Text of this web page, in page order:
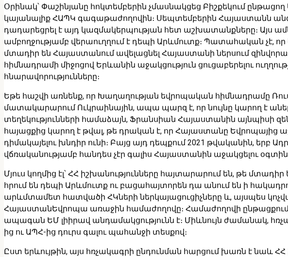
Օրինակ՝ Փաշինյանը հոկտեմբերին չմասնակցեց Բիշքեկում
կայանալիք ՀԱՊԿ գագաթաժողովին։ Սեպտեմբերին Հայաստանն
դադարեցրել է այդ կազմակերպության հետ աշխատանքները։ Այս
ամբողջությամբ վերաուղղում է դեպի Արևմուտք։ Պատահական չէ,
մտադիր են Հայաստանում ավելացնել Հայաստանի ներսում
հիմնադրամի միջոցով Երևանին աջակցություն ցուցաբերելու
հնարավորությունները։
Եթե հաշվի առնենք, որ Խաղաղության եվրոպական հիմնադրամը
մատակարարում Ուկրաինային, ապա պարզ է, որ նույնը կարող է
տեղեկությունների համաձայն, Ֆրանսիան Հայաստանին այնպիսի
հայացքից կարող է թվալ, թե դրական է, որ Հայաստանը Եվրոպայից
դիմակայելու խնդիր ունի։ Բայց այդ դեպքում 2021 թվականին, երբ
վճռականությամբ հանդես չէր գալիս Հայաստանին աջակցելու
Մյուս կողմից էլ՝ ՀՀ իշխանությունները հայտարարում են, թե
հրում են դեպի Արևմուտք ու բացահայտորեն դա անում են ի
արևմտամետ հատվածի ՀԿների ներկայացուցիչները և, այսպես
ՀայաստանԵվրոպա առաջին համաժողովը։ Համաժողովի
ապագան ԵՄ լիիրավ անդամակցությունն է։ Միևնույն ժամանակ,
ից ու ԱՊՀ-ից դուրս գալու պահանջի տեսքով։
Ըստ երևույթին, այս հռչակագրի ընդունման հարցում խառն է նաև ՀՀ